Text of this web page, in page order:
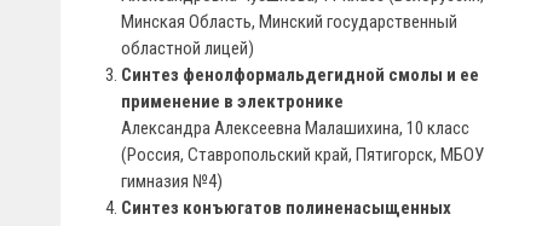
Минская Область, Минский государственный
областной лицей)
Синтез фенолформальдегидной смолы и ее
применение в электронике
Александра Алексеевна Малашихина, 10 класс
(Россия, Ставропольский край, Пятигорск, МБОУ
гимназия №4)
Синтез конъюгатов полиненасыщенных